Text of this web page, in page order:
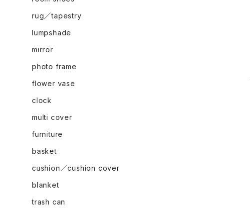
rug／tapestry
lumpshade
mirror
photo frame
flower vase
clock
multi cover
furniture
basket
cushion／cushion cover
blanket
trash can